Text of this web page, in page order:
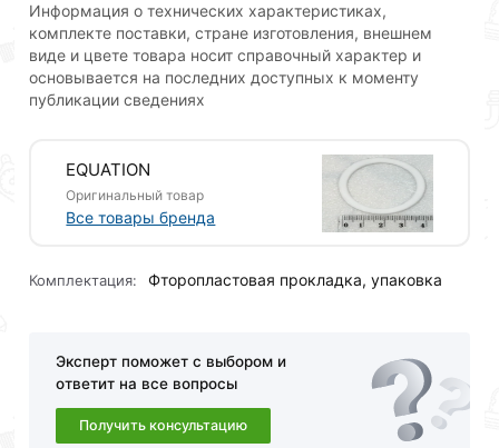
Для приобретения данной позиции, кликните
мышкой«Добавить в корзину»или нажмите на
кнопку «Быстрый заказ»
. Также можете оформить
заказ позвонив по контактам указанным на сайте.
фторопластовая 1/2" 10 шт. действительны в Москве
и области.
Наши профессиональные менеджеры обработают
доставки или самовывоза.Перед оформлением
Данний товар от производителя
сертифицирован,
соответствует всем стандартам качества. Возврат
купленного товарa в течение 30 дней (наличие чека
Информация о технических характеристиках,
комплекте поставки, стране изготовления, внешнем
виде и цвете товара носит справочный характер и
основывается на последних доступных к моменту
публикации сведениях
EQUATION
Оригинальный товар
Все товары бренда
Комплектация: Фторопластовая прокладка, упаковка
Эксперт поможет с выбором и
ответит на все вопросы
Получить консультацию